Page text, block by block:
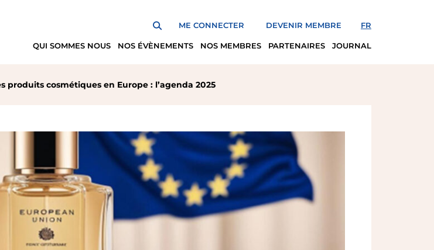
QUI SOMMES NOUS NOS ÉVÈNEMENTS NOS MEMBRES PARTENAIRES JOURNAL
ME CONNECTER DEVENIR MEMBRE FR
produits cosmétiques en Europe : l’agenda 2025